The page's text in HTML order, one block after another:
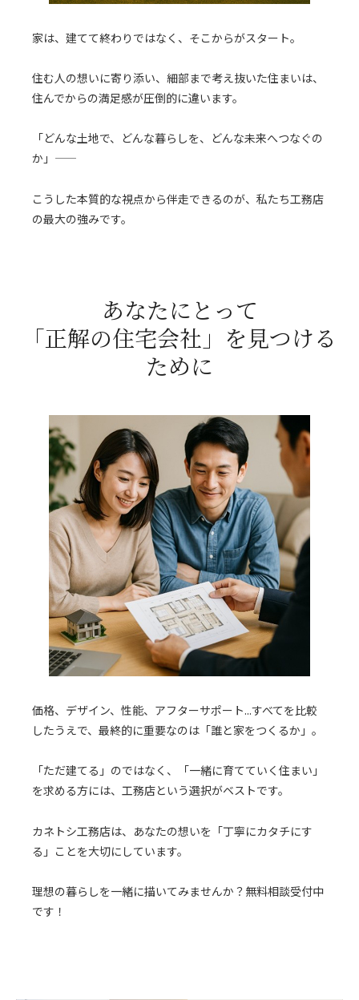
家は、建てて終わりではなく、そこからがスタート。
住む人の想いに寄り添い、細部まで考え抜いた住まいは、
住んでからの満足感が圧倒的に違います。
「どんな土地で、どんな暮らしを、どんな未来へつなぐの
か」――
こうした本質的な視点から伴走できるのが、私たち工務店
の最大の強みです。
あなたにとって
「正解の住宅会社」を見つける
ために
価格、デザイン、性能、アフターサポート...すべてを比較
したうえで、最終的に重要なのは「誰と家をつくるか」。
「ただ建てる」のではなく、「一緒に育てていく住まい」
を求める方には、工務店という選択がベストです。
カネトシ工務店は、あなたの想いを「丁寧にカタチにす
る」ことを大切にしています。
理想の暮らしを一緒に描いてみませんか？無料相談受付中
です！